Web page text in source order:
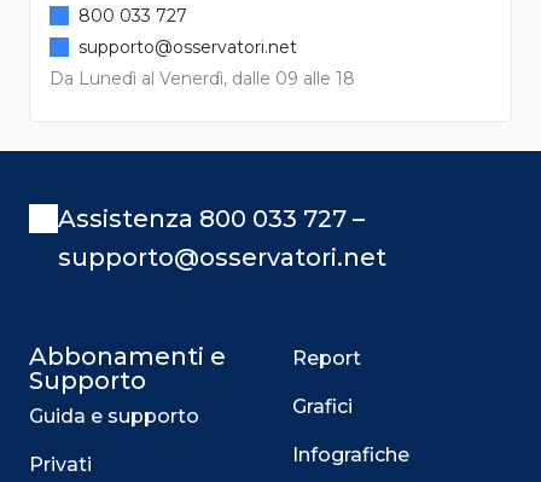
Da Lunedì al Venerdì, dalle 09 alle 18
800 033 727
supporto@osservatori.net
Assistenza 800 033 727 –
supporto@osservatori.net
Abbonamenti e
Supporto
Guida e supporto
Privati
Report
Grafici
Infografiche